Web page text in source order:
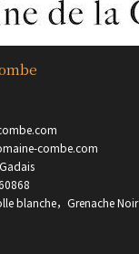
combe.com
blanche，Grenache Noir